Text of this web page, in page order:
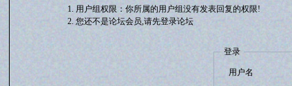
用户组权限：你所属的用户组没有发表回复的权限!
您还不是论坛会员,请先登录论坛
登录
用户名